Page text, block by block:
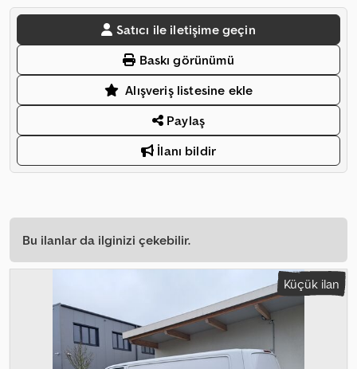
Satıcı ile iletişime geçin
Baskı görünümü
Alışveriş listesine ekle
Paylaş
İlanı bildir
Bu ilanlar da ilginizi çekebilir.
Küçük ilan